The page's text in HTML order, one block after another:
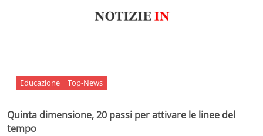
Educazione Top-News
Quinta dimensione, 20 passi per attivare le linee del
tempo